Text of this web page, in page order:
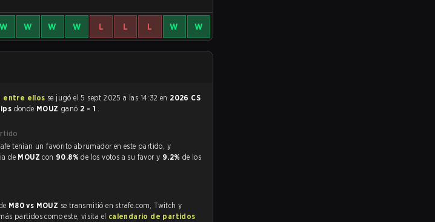
W W W W L L L W W
entre ellos se jugó el 5 sept 2025 a las 14:32 en 2026 CS
donde MOUZ ganó 2 - 1 .
partido, y
de MOUZcon 90.8%de los votos a su favor y 9.2% de los
M80 vs MOUZ se transmitió en strafe.com, Twitch y
partidos como este, visita el calendario de partidos